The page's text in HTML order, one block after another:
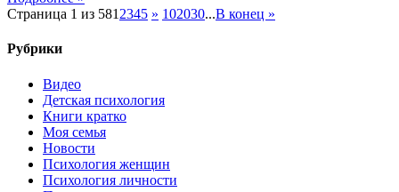
Страница 1 из 581 2345 » 102030...В конец »
Рубрики
Видео
Детская психология
Книги кратко
Моя семья
Новости
Психология женщин
Психология личности